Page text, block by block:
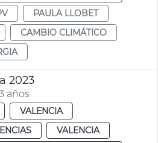
PAULA LLOBET
CAMBIO CLIMÁTICO
2023
años
VALENCIA
VALENCIA